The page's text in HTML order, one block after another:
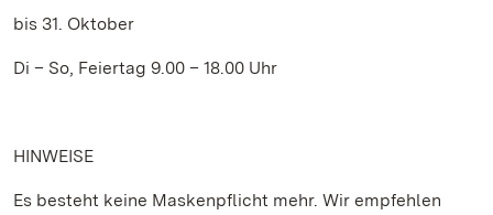
bis 31. Oktober
Di – So, Feiertag 9.00 – 18.00 Uhr
HINWEISE
Es besteht keine Maskenpflicht mehr. Wir empfehlen